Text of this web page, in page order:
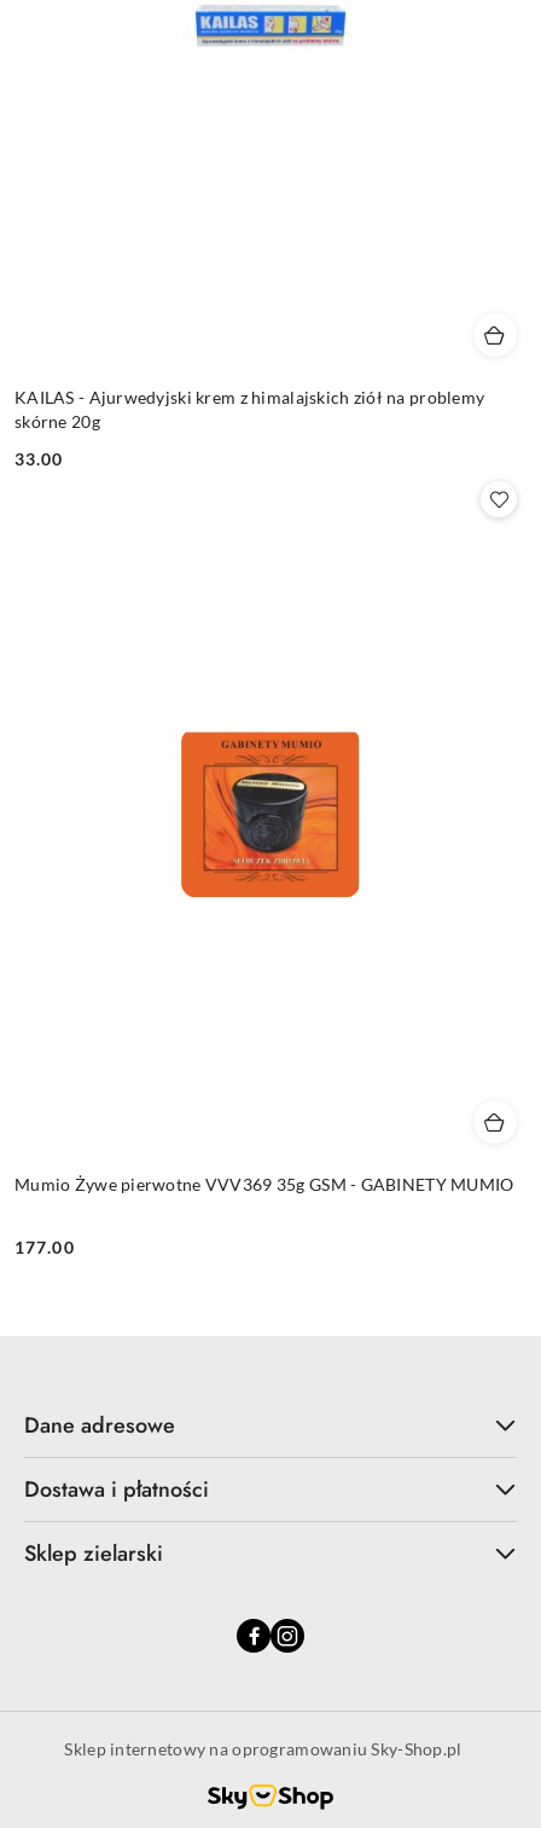
KAILAS - Ajurwedyjski krem z himalajskich ziół na problemy
skórne 20g
Cena:
33.00
Mumio Żywe pierwotne VVV369 35g GSM - GABINETY MUMIO
Cena:
177.00
Dane adresowe
Dostawa i płatności
Sklep zielarski
Sklep internetowy na oprogramowaniu Sky-Shop.pl